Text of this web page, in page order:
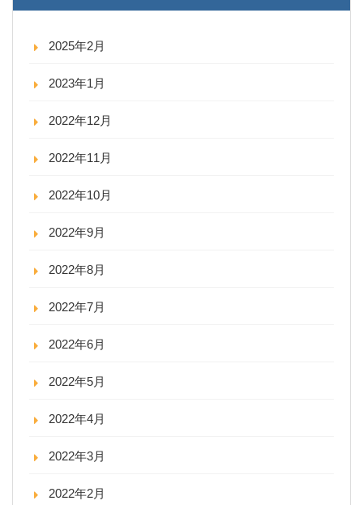
2025年2月
2023年1月
2022年12月
2022年11月
2022年10月
2022年9月
2022年8月
2022年7月
2022年6月
2022年5月
2022年4月
2022年3月
2022年2月